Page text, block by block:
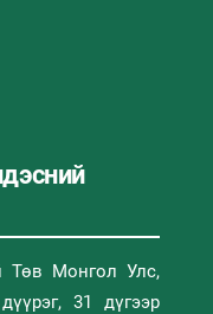
Төв Монгол Улс,
31 дүгээр